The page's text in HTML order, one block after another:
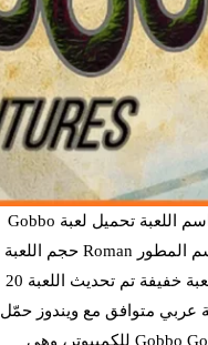
تحميل مباشر الآن اسم اللعبة تحميل لعبة Gobbo
goes adventures اسم المطور Roman حجم اللعبة
620 ميجابايت فئة لعبة خفيفة تم تحديث اللعبة 20
اللعبة عربي متوافق مع ويندوز حمّل
لعبة Gobbo Goes Adventures للكمبيوتر، وهي